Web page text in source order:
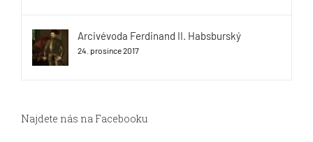
Arcivévoda Ferdinand II. Habsburský
24. prosince 2017
Najdete nás na Facebooku